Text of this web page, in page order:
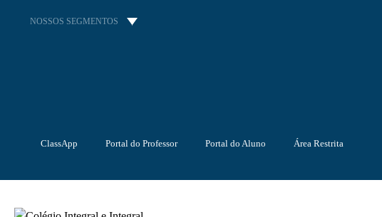
NOSSOS SEGMENTOS
ClassApp Portal do Professor Portal do Aluno Área Restrita